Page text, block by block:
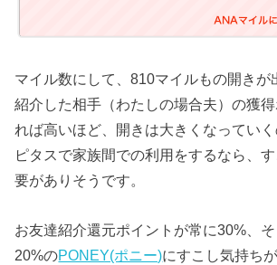
マイル数にして、810マイルもの開きが
紹介した相手（わたしの場合夫）の獲
れば高いほど、開きは大きくなってい
ピタスで家族間での利用をするなら、
要がありそうです。
お友達紹介還元ポイントが常に30%、
20%のPONEY(ポニー)にすこし気持ち